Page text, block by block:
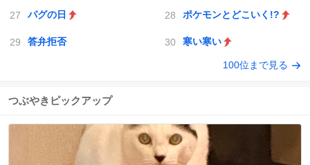
パグの日 ポケモンとどこいく!?
答弁拒否 寒い寒い
100位まで見る
つぶやきピックアップ